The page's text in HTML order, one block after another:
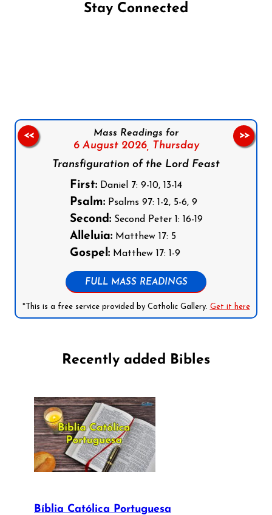
Stay Connected
Mass Readings for
6 August 2026, Thursday
Transfiguration of the Lord Feast
First:Daniel 7: 9-10, 13-14
Psalm:Psalms 97: 1-2, 5-6, 9
Second:Second Peter 1: 16-19
Alleluia:Matthew 17: 5
Gospel:Matthew 17: 1-9
FULL MASS READINGS
*This is a free service provided by Catholic Gallery. Get it here
<< >>
Recently added Bibles
Bíblia Católica Portuguesa